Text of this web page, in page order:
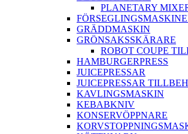
PLANETARY
GRÄDDMASKIN
GRÖNSAKSSKÄRARE
ROBOT COUPE
HAMBURGERPRESS
JUICEPRESSAR
JUICEPRESSAR
KAVLINGSMASKIN
KEBABKNIV
KONSERVÖPPNARE